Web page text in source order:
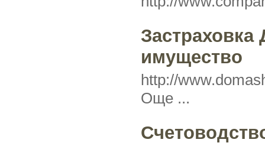
имущество
http://
Още ...